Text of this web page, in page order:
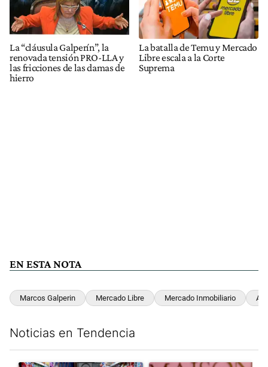
La “cláusula Galperín”, la
renovada tensión PRO-LLA y
las fricciones de las damas de
hierro
La batalla de Temu y Mercado
Libre escala a la Corte
Suprema
EN ESTA NOTA
Marcos Galperin Mercado Libre Mercado Inmobiliario
Noticias en Tendencia